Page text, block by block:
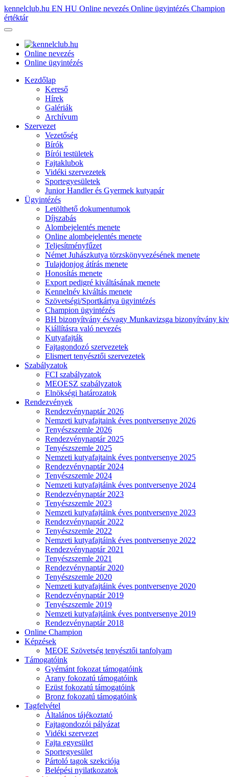
kennelclub.hu EN HU Online nevezés Online ügyintézés Champion
értéktár
Online nevezés
Online ügyintézés
Kezdőlap
Kereső
Hírek
Galériák
Archívum
Szervezet
Vezetőség
Bírók
Bírói testületek
Fajtaklubok
Vidéki szervezetek
Sportegyesületek
Junior Handler és Gyermek kutyapár
Ügyintézés
Letölthető dokumentumok
Díjszabás
Alombejelentés menete
Online alombejelentés menete
Teljesítményfűzet
Német Juhászkutya törzskönyvezésének menete
Tulajdonjog átírás menete
Honosítás menete
Export pedigré kiváltásának menete
Kennelnév kiváltás menete
Szövetségi/Sportkártya ügyintézés
Champion ügyintézés
BH bizonyítvány és/vagy Munkavizsga bizonyítvány
Kiállításra való nevezés
Kutyafajták
Fajtagondozó szervezetek
Elismert tenyésztői szervezetek
Szabályzatok
FCI szabályzatok
MEOESZ szabályzatok
Elnökségi határozatok
Rendezvények
Rendezvénynaptár 2026
Nemzeti kutyafajtaink éves pontversenye 2026
Tenyészszemle 2026
Rendezvénynaptár 2025
Tenyészszemle 2025
Nemzeti kutyafajtaink éves pontversenye 2025
Rendezvénynaptár 2024
Tenyészszemle 2024
Nemzeti kutyafajtáink éves pontversenye 2024
Rendezvénynaptár 2023
Tenyészszemle 2023
Nemzeti kutyafajtáink éves pontversenye 2023
Rendezvénynaptár 2022
Tenyészszemle 2022
Nemzeti kutyafajtáink éves pontversenye 2022
Rendezvénynaptár 2021
Tenyészszemle 2021
Rendezvénynaptár 2020
Tenyészszemle 2020
Nemzeti kutyafajtáink éves pontversenye 2020
Rendezvénynaptár 2019
Tenyészszemle 2019
Nemzeti kutyafajtáink éves pontversenye 2019
Rendezvénynaptár 2018
Online Champion
Képzések
MEOE Szövetség tenyésztői tanfolyam
Támogatóink
Gyémánt fokozat támogatóink
Arany fokozatú támogatóink
Ezüst fokozatú támogatóink
Bronz fokozatú támogatóink
Tagfelvétel
Általános tájékoztató
Fajtagondozói pályázat
Vidéki szervezet
Fajta egyesület
Sportegyesület
Pártoló tagok szekciója
Belépési nyilatkozatok